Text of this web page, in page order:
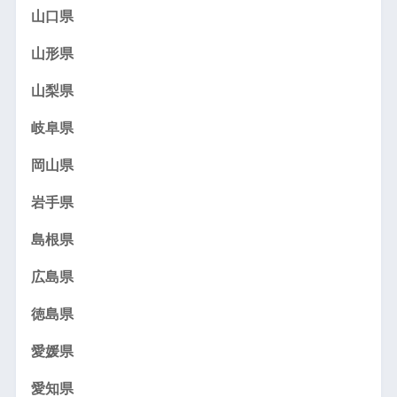
山口県
山形県
山梨県
岐阜県
岡山県
岩手県
島根県
広島県
徳島県
愛媛県
愛知県